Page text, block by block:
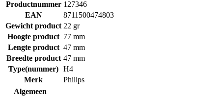
Productnummer 127346
EAN
8711500474803
Gewicht product 22 gr
Hoogte product 77 mm
Lengte product 47 mm
Breedte product 47 mm
Type(nummer) H4
Merk
Philips
Algemeen